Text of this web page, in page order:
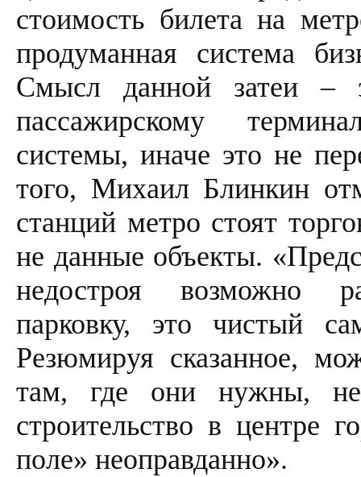
стоимость билета на
продуманная система
Смысл данной затеи –
пассажирскому
системы, иначе это не
того, Михаил Блинкин
станций метро стоят
не данные объекты.
недостроя возможно
парковку, это чистый
Резюмируя сказанное,
там, где они нужны,
строительство в центре
поле» неоправданно».